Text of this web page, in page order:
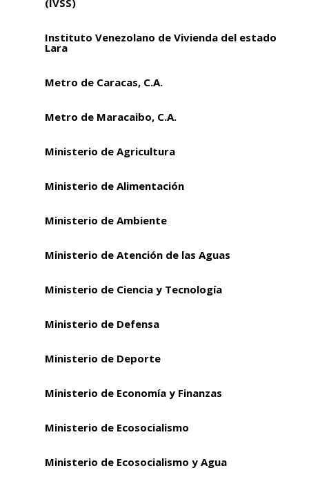
(IVSS)
Instituto Venezolano de Vivienda del estado
Lara
Metro de Caracas, C.A.
Metro de Maracaibo, C.A.
Ministerio de Agricultura
Ministerio de Alimentación
Ministerio de Ambiente
Ministerio de Atención de las Aguas
Ministerio de Ciencia y Tecnología
Ministerio de Defensa
Ministerio de Deporte
Ministerio de Economía y Finanzas
Ministerio de Ecosocialismo
Ministerio de Ecosocialismo y Agua